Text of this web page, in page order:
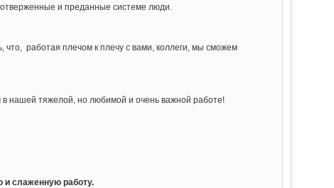
и преданные системе люди.
что, работая плечом к плечу с вами, коллеги, мы сможем
нашей тяжелой, но любимой и очень важной работе!
и слаженную работу.